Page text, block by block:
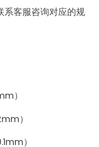
系客服咨询对应的规
）
）
）